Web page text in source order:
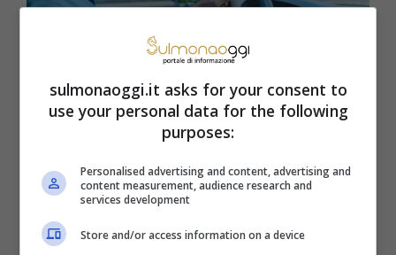
Anziano e patente ritirata (SulmonaOggi.it)
articola attraverso una visita medicavolta
fisici e psichici necessari alla guida sicura.
sulmonaoggi.it asks for your consent to
use your personal data for the following
purposes:
Personalised advertising and content, advertising and
content measurement, audience research and
services development
Store and/or access information on a device